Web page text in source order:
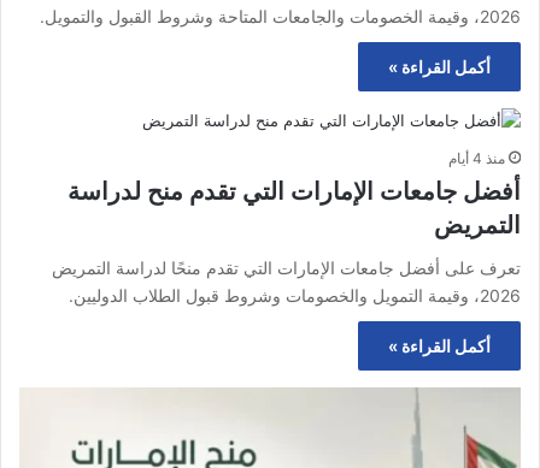
2026، وقيمة الخصومات والجامعات المتاحة وشروط القبول والتمويل.
أكمل القراءة »
منذ 4 أيام
أفضل جامعات الإمارات التي تقدم منح لدراسة
التمريض
تعرف على أفضل جامعات الإمارات التي تقدم منحًا لدراسة التمريض
2026، وقيمة التمويل والخصومات وشروط قبول الطلاب الدوليين.
أكمل القراءة »